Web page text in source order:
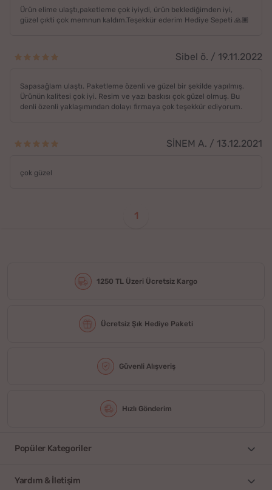
Ürün elime ulaştı,paketleme çok iyiydi, ürün beklediğimden iyi,
güzel çıkti çok memnun kaldım.Teşekkür ederim Hediye Sepeti 🙏🏿
Sibel ö. / 19.11.2022
Sapasağlam ulaştı. Paketleme özenli ve güzel bir şekilde yapılmış.
Ürünün kalitesi çok iyi. Resim ve yazı baskısı çok güzel olmuş. Bu
denli özenli yaklaşımından dolayı firmaya çok teşekkür ediyorum.
SİNEM A. / 13.12.2021
çok güzel
1
1250 TL Üzeri Ücretsiz Kargo
Ücretsiz Şık Hediye Paketi
Güvenli Alışveriş
Hızlı Gönderim
Popüler Kategoriler
Yardım & İletişim